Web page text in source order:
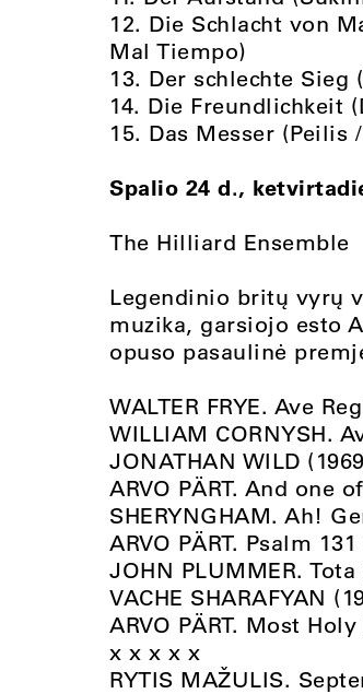
12. Die Schlacht von
Mal Tiempo)
13. Der schlechte
14. Die Freundlichkeit
15. Das Messer (Peilis
Spalio 24 d.,
The Hilliard Ensemble
Legendinio britų vyrų
muzika, garsiojo esto
opuso pasaulinė
WALTER FRYE. Ave
WILLIAM CORNYSH.
JONATHAN WILD
ARVO PÄRT. And one
SHERYNGHAM. Ah!
ARVO PÄRT. Psalm
JOHN PLUMMER.
VACHE SHARAFYAN
ARVO PÄRT. Most
x x x x x
RYTIS MAŽULIS.